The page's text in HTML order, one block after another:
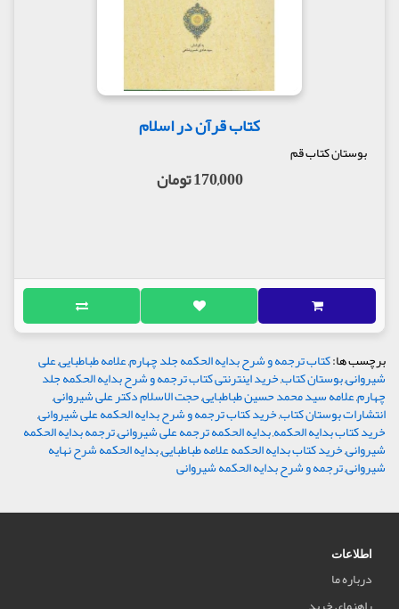
کتاب قرآن در اسلام
بوستان کتاب قم
170,000 تومان
برچسب ها:کتاب ترجمه و شرح بدایه الحکمه جلد چهارم,علامه طباطبایی,علی
شیروانی,بوستان کتاب,خرید اینترنتی کتاب ترجمه و شرح بدایه الحکمه جلد
چهارم,علامه سید محمد حسین طباطبایی,حجت الاسلام دکتر علی شیروانی,
انتشارات بوستان کتاب,خرید کتاب ترجمه و شرح بدایه الحکمه علی شیروانی,
خرید کتاب بدایه الحکمه,بدایه الحکمه ترجمه علی شیروانی,ترجمه بدایه الحکمه
شیروانی,خرید کتاب بدایه الحکمه علامه طباطبایی,بدایه الحکمه شرح نهایه
شیروانی,ترجمه و شرح بدایه الحکمه شیروانی
اطلاعات
درباره ما